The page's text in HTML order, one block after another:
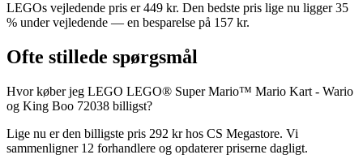
LEGOs vejledende pris er 449 kr. Den bedste pris lige nu ligger 35
% under vejledende — en besparelse på 157 kr.
Ofte stillede spørgsmål
Hvor køber jeg LEGO LEGO® Super Mario™ Mario Kart - Wario
og King Boo 72038 billigst?
Lige nu er den billigste pris 292 kr hos CS Megastore. Vi
sammenligner 12 forhandlere og opdaterer priserne dagligt.